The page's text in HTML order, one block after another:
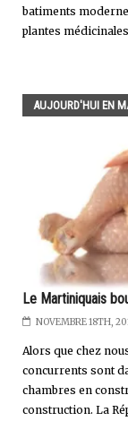
batiments
plantes
AUJOURD'HUI EN
Le Martiniquais
NOVEMBRE 18TH,
Alors que chez
concurrents sont
chambres en
construction. La